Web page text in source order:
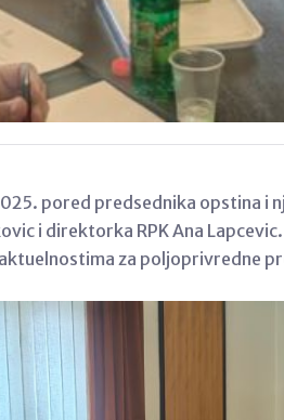
pored predsednika opstina i
i direktorka RPK Ana Lapcevic.
za poljoprivredne